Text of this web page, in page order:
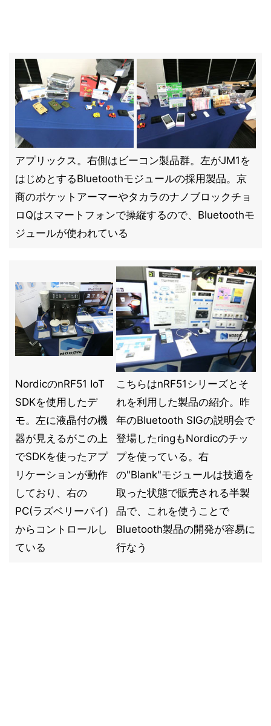
アプリックス。右側はビーコン製品群。左がJM1を
はじめとするBluetoothモジュールの採用製品。京
商のポケットアーマーやタカラのナノブロックチョ
ロQはスマートフォンで操縦するので、Bluetoothモ
ジュールが使われている
NordicのnRF51 IoT
SDKを使用したデ
モ。左に液晶付の機
器が見えるがこの上
でSDKを使ったアプ
リケーションが動作
しており、右の
PC(ラズベリーパイ)
からコントロールし
ている
こちらはnRF51シリーズとそ
れを利用した製品の紹介。昨
年のBluetooth SIGの説明会で
登場したringもNordicのチッ
プを使っている。右
の"Blank"モジュールは技適を
取った状態で販売される半製
品で、これを使うことで
Bluetooth製品の開発が容易に
行なう